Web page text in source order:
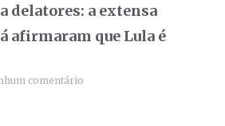
delatores: a extensa
afirmaram que Lula é
comentário